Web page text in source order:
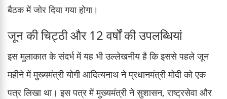
बैठक में जोर दिया गया होगा।
जून की चिट्ठी और 12 वर्षों की उपलब्धियां
इस मुलाकात के संदर्भ में यह भी उल्लेखनीय है कि इससे पहले जून
महीने में मुख्यमंत्री योगी आदित्यनाथ ने प्रधानमंत्री मोदी को एक
पत्र लिखा था। इस पत्र में मुख्यमंत्री ने सुशासन, राष्ट्रसेवा और